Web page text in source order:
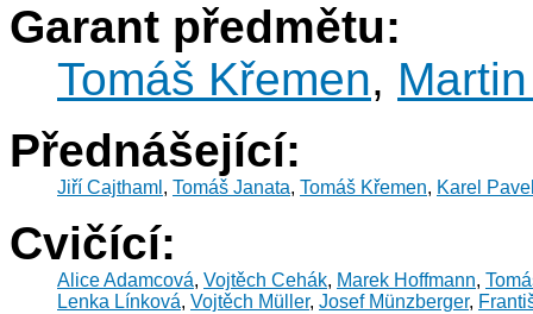
Garant předmětu:
Tomáš Křemen,
Přednášející:
Jiří Cajthaml , Tomáš Janata, Tomáš Křemen, Karel
Cvičící:
Alice Adamcová, Vojtěch Cehák, Marek Hoffmann,
Lenka Línková, Vojtěch Müller, Josef Münzberger,